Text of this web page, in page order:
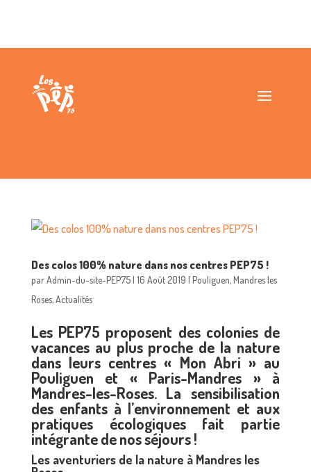
Des colos 100% nature dans nos centres PEP75 !
parAdmin-du-site-PEP75| 16 Août 2019 | Pouliguen,Mandres les
Roses,Actualités
Les PEP75 proposent des colonies de
vacances au plus proche de la nature
dans leurs centres « Mon Abri » au
Pouliguen et « Paris-Mandres » à
Mandres-les-Roses. La sensibilisation
des enfants à l’environnement et aux
pratiques écologiques fait partie
intégrante de nos séjours !
Les aventuriers de la nature à Mandres les